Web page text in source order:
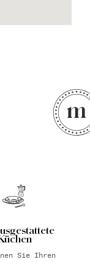
Küchen
Sie Ihren